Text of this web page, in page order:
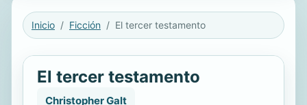
Inicio Ficción El tercer testamento
El tercer testamento
Christopher Galt